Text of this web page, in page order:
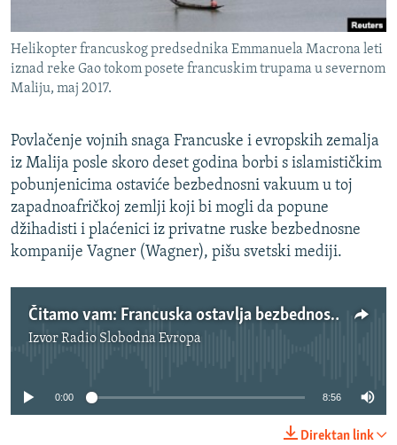
GENOCID U SREBRENICI
POPLAVE I KLIZIŠTA U BIH 2024.
POST SCRIPTUM
MOJA EVROPA
TRI DECENIJE OD RATA U BIH
SVE KARTE DEJTONA
PRATITE NAS
Helikopter francuskog predsednika Emmanuela Macrona leti
iznad reke Gao tokom posete francuskim trupama u severnom
Maliju, maj 2017.
Povlačenje vojnih snaga Francuske i evropskih zemalja
iz Malija posle skoro deset godina borbi s islamističkim
pobunjenicima ostaviće bezbednosni vakuum u toj
zapadnoafričkoj zemlji koji bi mogli da popune
džihadisti i plaćenici iz privatne ruske bezbednosne
kompanije Vagner (Wagner), pišu svetski mediji.
Čitamo vam: Francuska ostavlja bezbednosnu prazninu u Maliju
IzvorRadio Slobodna Evropa
No media source currently available
0:00 8:56
Direktan link